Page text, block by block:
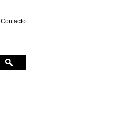
Contacto